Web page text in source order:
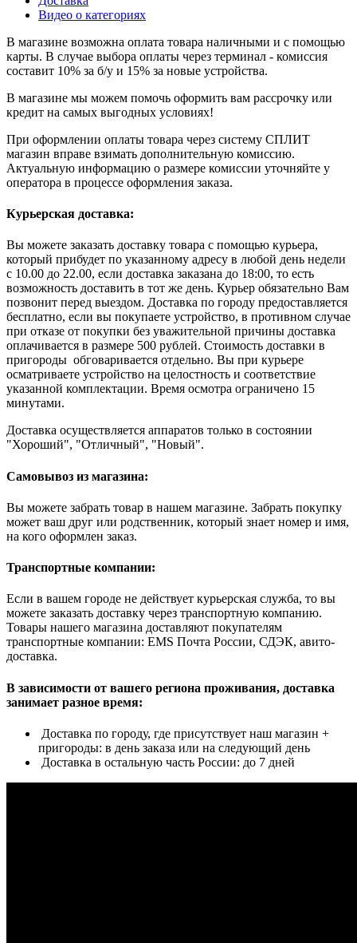
Видео о категориях
В магазине возможна оплата товара наличными и с помощью
карты. В случае выбора оплаты через терминал - комиссия
составит 10% за б/у и 15% за новые устройства.
В магазине мы можем помочь оформить вам рассрочку или
кредит на самых выгодных условиях!
При оформлении оплаты товара через систему СПЛИТ
магазин вправе взимать дополнительную комиссию.
Актуальную информацию о размере комиссии уточняйте у
оператора в процессе оформления заказа.
Курьерская доставка:
Вы можете заказать доставку товара с помощью курьера,
который прибудет по указанному адресу в любой день недели
с 10.00 до 22.00, если доставка заказана до 18:00, то есть
возможность доставить в тот же день. Курьер обязательно Вам
позвонит перед выездом. Доставка по городу предоставляется
бесплатно, если вы покупаете устройство, в противном случае
при отказе от покупки без уважительной причины доставка
оплачивается в размере 500 рублей. Стоимость доставки в
пригороды обговаривается отдельно. Вы при курьере
осматриваете устройство на целостность и соответствие
указанной комплектации. Время осмотра ограничено 15
минутами.
Доставка осуществляется аппаратов только в состоянии
"Хороший", "Отличный", "Новый".
Самовывоз из магазина:
Вы можете забрать товар в нашем магазине. Забрать покупку
может ваш друг или родственник, который знает номер и имя,
на кого оформлен заказ.
Транспортные компании:
Если в вашем городе не действует курьерская служба, то вы
можете заказать доставку через транспортную компанию.
Товары нашего магазина доставляют покупателям
транспортные компании: EMS Почта России, СДЭК, авито-
доставка.
В зависимости от вашего региона проживания, доставка
занимает разное время:
Доставка по городу, где присутствует наш магазин +
пригороды: в день заказа или на следующий день
Доставка в остальную часть России: до 7 дней